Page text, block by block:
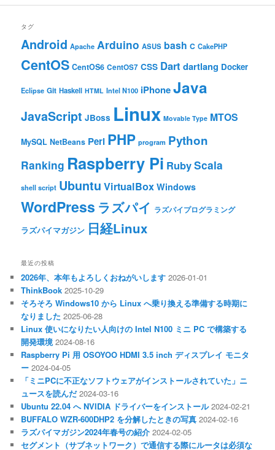
タグ
Android Apache Arduino ASUS bash C CakePHP
CentOS CentOS6 CentOS7 CSS Dart dartlang Docker
Eclipse Git Haskell HTML Intel N100 iPhoneJava
JavaScript JBoss Linux Movable Type MTOS
MySQL NetBeans Perl PHP program Python
Ranking Raspberry Pi RubyScala
shell script Ubuntu VirtualBox Windows
WordPress ラズパイ ラズパイプログラミング
ラズパイマガジン 日経Linux
最近の投稿
2026年、本年もよろしくおねがいします 2026-01-01
ThinkBook 2025-10-29
そろそろ Windows10 から Linux へ乗り換える準備する時期に
なりました 2025-06-28
Linux 使いになりたい人向けの Intel N100 ミニ PC で構築する
開発環境 2024-08-16
Raspberry Pi 用 OSOYOO HDMI 3.5 inch ディスプレイ モニタ
ー 2024-04-05
「ミニPCに不正なソフトウェアがインストールされていた」ニ
ュースを読んだ 2024-03-16
Ubuntu 22.04 へ NVIDIA ドライバーをインストール 2024-02-21
BUFFALO WZR-600DHP2 を分解したときの写真 2024-02-16
ラズパイマガジン2024年春号の紹介 2024-02-05
セグメント（サブネットワーク）で通信する際にルータは必須な